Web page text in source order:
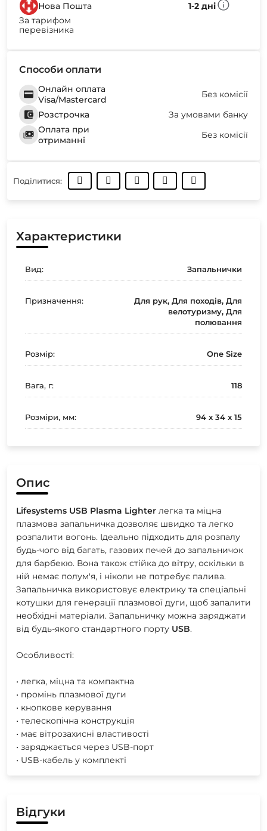
Нова Пошта
1-2 дні
За тарифом
перевізника
Способи оплати
Онлайн оплата
Visa/Mastercard
Без комісії
Розстрочка
За умовами банку
Оплата при
отриманні
Без комісії
Поділитися:
Характеристики
Вид: Запальнички
Призначення:
Для рук, Для походів, Для
велотуризму, Для
полювання
Розмір: One Size
Вага, г: 118
Розміри, мм: 94 x 34 x 15
Опис
Lifesystems USB Plasma Lighter легка та міцна
плазмова запальничка дозволяє швидко та легко
розпалити вогонь. Ідеально підходить для розпалу
будь-чого від багать, газових печей до запальничок
для барбекю. Вона також стійка до вітру, оскільки в
ній немає полум'я, і ніколи не потребує палива.
Запальничка використовує електрику та спеціальні
котушки для генерації плазмової дуги, щоб запалити
необхідні матеріали. Запальничку можна заряджати
від будь-якого стандартного порту USB.
Особливості:
• легка, міцна та компактна
• промінь плазмової дуги
• кнопкове керування
• телескопічна конструкція
• має вітрозахисні властивості
• заряджається через USB-порт
• USB-кабель у комплекті
Відгуки